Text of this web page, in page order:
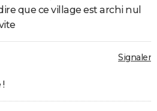
que ce village est archi nul
Signaler